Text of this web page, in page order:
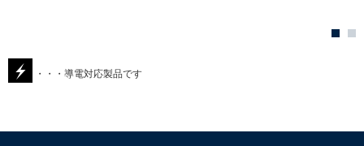
・・・導電対応製品です